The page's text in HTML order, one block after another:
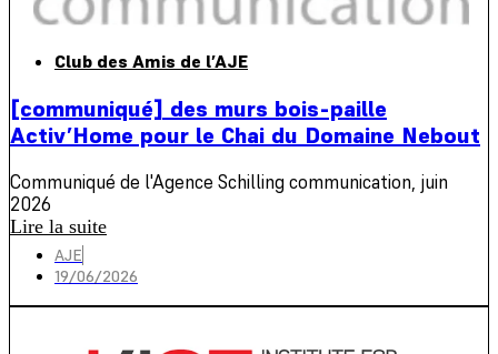
Club des Amis de l’AJE
[communiqué] des murs bois-paille
Activ’Home pour le Chai du Domaine Nebout
Communiqué de l'Agence Schilling communication, juin
2026
Lire la suite
AJE
19/06/2026